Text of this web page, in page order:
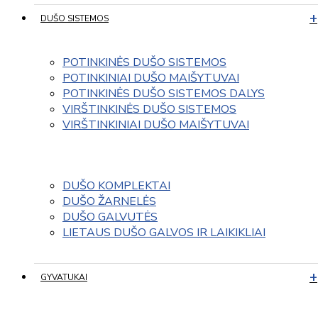
DUŠO SISTEMOS
POTINKINĖS DUŠO SISTEMOS
POTINKINIAI DUŠO MAIŠYTUVAI
POTINKINĖS DUŠO SISTEMOS DALYS
VIRŠTINKINĖS DUŠO SISTEMOS
VIRŠTINKINIAI DUŠO MAIŠYTUVAI
DUŠO KOMPLEKTAI
DUŠO ŽARNELĖS
DUŠO GALVUTĖS
LIETAUS DUŠO GALVOS IR LAIKIKLIAI
GYVATUKAI